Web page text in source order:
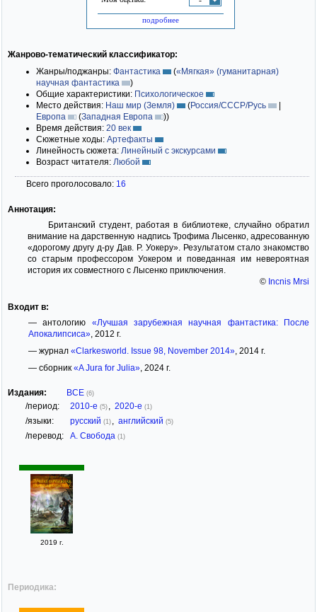
подробнее
Жанрово-тематический классификатор:
Жанры/поджанры: Фантастика («Мягкая» (гуманитарная)
научная фантастика
)
Общие характеристики: Психологическое
Место действия: Наш мир (Земля) (Россия/СССР/Русь
|
Европа
(Западная Европа ))
Время действия: 20 век
Сюжетные ходы: Артефакты
Линейность сюжета: Линейный с экскурсами
Возраст читателя: Любой
Всего проголосовало: 16
Аннотация:
Британский студент, работая в библиотеке, случайно обратил
внимание на дарственную надпись Трофима Лысенко, адресованную
«дорогому другу д-ру Дав. Р. Уокеру». Результатом стало знакомство
со старым профессором Уокером и поведанная им невероятная
история их совместного с Лысенко приключения.
© Incnis Mrsi
Входит в:
— антологию «Лучшая зарубежная научная фантастика: После
Апокалипсиса», 2012 г.
— журнал «Clarkesworld. Issue 98, November 2014», 2014 г.
— сборник «A Jura for Julia», 2024 г.
Издания: ВСЕ (6)
/период: 2010-е (5) 2020-е (1)
/языки: русский (1) английский (5)
/перевод: А. Свобода (1)
2019 г.
Периодика: